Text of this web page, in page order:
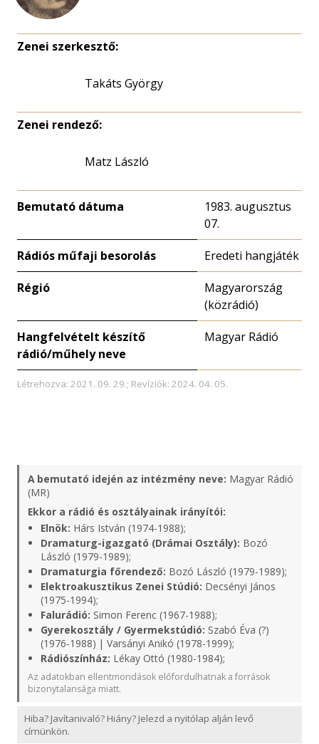
Zenei szerkesztő:
Takáts György
Zenei rendező:
Matz László
Bemutató dátuma
1983. augusztus
07.
Rádiós műfaji besorolás Eredeti hangjáték
Régió
Magyarország
(közrádió)
Hangfelvételt készítő
rádió/műhely neve
Magyar Rádió
Létrehozva: 2021. 09. 29.; Revíziók: 2024. 04. 05.
A bemutató idején az intézmény neve: Magyar Rádió
(MR)
Ekkor a rádió és osztályainak irányítói:
Elnök: Hárs István (1974-1988);
Dramaturg-igazgató (Drámai Osztály): Bozó
László (1979-1989);
Dramaturgia főrendező: Bozó László (1979-1989);
Elektroakusztikus Zenei Stúdió: Decsényi János
(1975-1994);
Falurádió: Simon Ferenc (1967-1988);
Gyerekosztály / Gyermekstúdió: Szabó Éva (?)
(1976-1988) | Varsányi Anikó (1978-1999);
Rádiószínház: Lékay Ottó (1980-1984);
Az adatokban ellentmondások előfordulhatnak a források
bizonytalansága miatt.
Hiba? Javítanivaló? Hiány? Jelezd a nyitólap alján levő
címünkön.